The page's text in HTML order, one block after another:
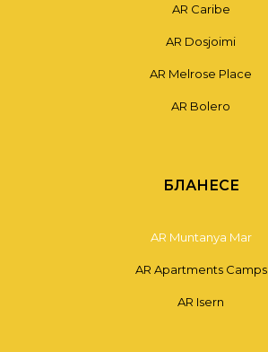
AR Caribe
AR Dosjoimi
AR Melrose Place
AR Bolero
БЛАНЕСЕ
AR Muntanya Mar
AR Apartments Camps
AR Isern